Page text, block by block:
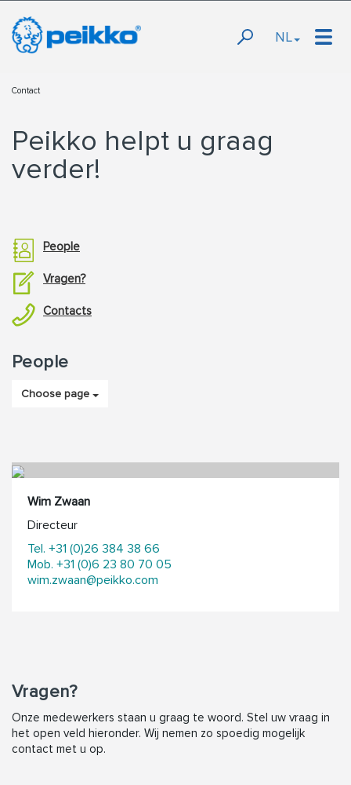
NL
Contact
Peikko helpt u graag
verder!
People
Vragen?
Contacts
People
Choose page
Wim Zwaan
Directeur
Tel. +31 (0)26 384 38 66
Mob. +31 (0)6 23 80 70 05
wim.zwaan@peikko.com
Vragen?
Onze medewerkers staan u graag te woord. Stel uw vraag in
het open veld hieronder. Wij nemen zo spoedig mogelijk
contact met u op.